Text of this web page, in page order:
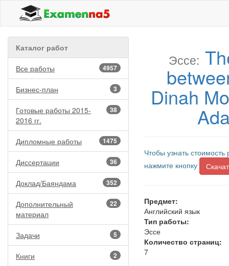
Каталог работ
4957
Все работы
3
Бизнес-план
38
Готовые работы 2015-
2016 гг.
1475
Дипломные работы
36
Диссертации
352
Доклад/Баяндама
22
Дополнительный
материал
5
Задачи
2
Книги
Эссе:
Dinah
Чтобы узнать
нажмите кнопку
Предмет:
Английский язык
Тип работы:
Эссе
Количество страниц:
7